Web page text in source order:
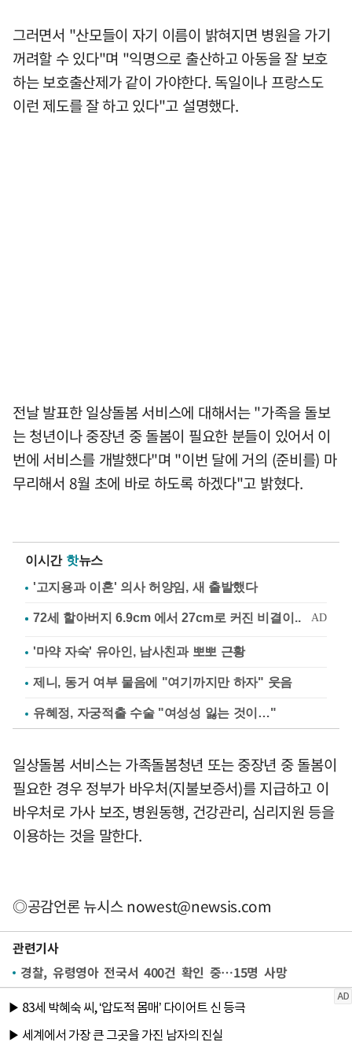
그러면서 "산모들이 자기 이름이 밝혀지면 병원을 가기
꺼려할 수 있다"며 "익명으로 출산하고 아동을 잘 보호
하는 보호출산제가 같이 가야한다. 독일이나 프랑스도
이런 제도를 잘 하고 있다"고 설명했다.
전날 발표한 일상돌봄 서비스에 대해서는 "가족을 돌보
는 청년이나 중장년 중 돌봄이 필요한 분들이 있어서 이
번에 서비스를 개발했다"며 "이번 달에 거의 (준비를) 마
무리해서 8월 초에 바로 하도록 하겠다"고 밝혔다.
이시간 핫뉴스
'고지용과 이혼' 의사 허양임, 새 출발했다
'마약 자숙' 유아인, 남사친과 뽀뽀 근황
제니, 동거 여부 물음에 "여기까지만 하자" 웃음
유혜정, 자궁적출 수술 "여성성 잃는 것이…"
일상돌봄 서비스는 가족돌봄청년 또는 중장년 중 돌봄이
필요한 경우 정부가 바우처(지불보증서)를 지급하고 이
바우처로 가사 보조, 병원동행, 건강관리, 심리지원 등을
이용하는 것을 말한다.
◎공감언론 뉴시스nowest@newsis.com
관련기사
경찰, 유령영아 전국서 400건 확인 중…15명 사망